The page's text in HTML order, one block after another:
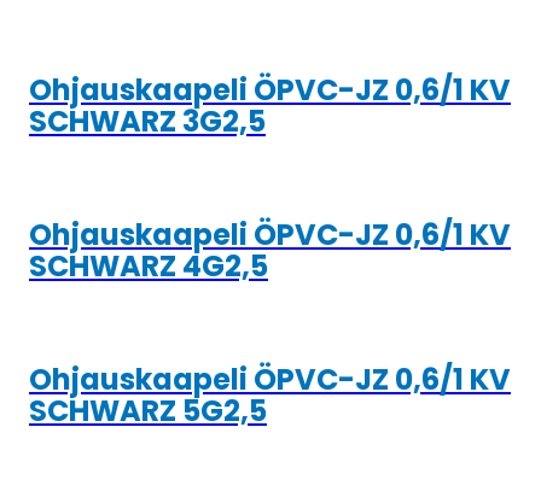
Ohjauskaapeli ÖPVC-JZ 0,6/1 KV
SCHWARZ 3G2,5
Ohjauskaapeli ÖPVC-JZ 0,6/1 KV
SCHWARZ 4G2,5
Ohjauskaapeli ÖPVC-JZ 0,6/1 KV
SCHWARZ 5G2,5